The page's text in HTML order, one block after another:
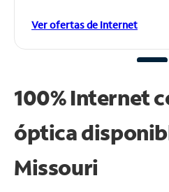
Ver ofertas de Internet
100% Internet
óptica
Missouri